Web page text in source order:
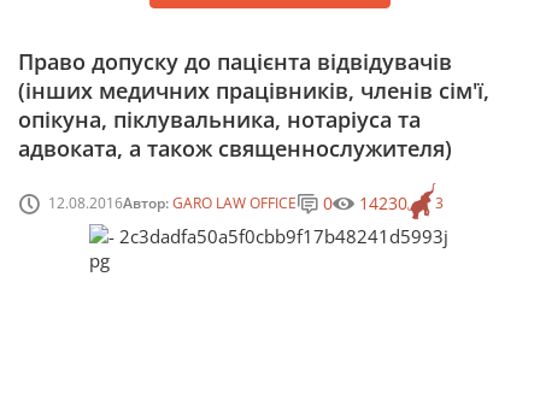
Право допуску до пацієнта відвідувачів
(інших медичних працівників, членів сім'ї,
опікуна, піклувальника, нотаріуса та
адвоката, а також священнослужителя)
12.08.2016Автор:GARO LAW OFFICE 3
0 14230